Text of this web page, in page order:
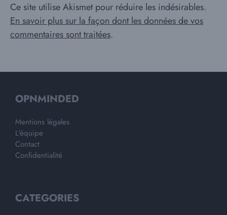
Ce site utilise Akismet pour réduire les indésirables.
En savoir plus sur la façon dont les données de vos
commentaires sont traitées.
OPNMINDED
Mentions légales
L'équipe
Contact
Confidentialité
CATEGORIES